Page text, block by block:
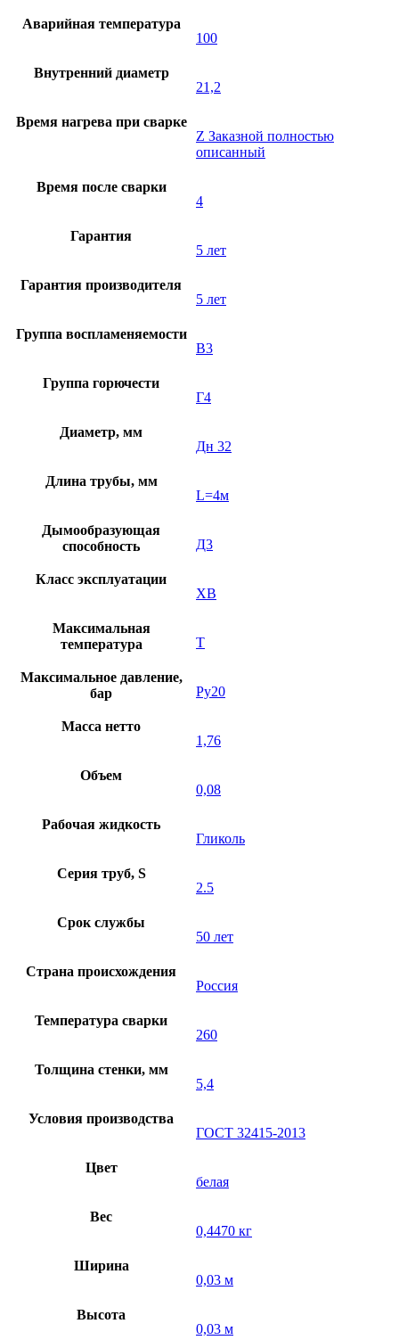
Аварийная температура
100
Внутренний диаметр
21,2
Время нагрева при сварке
Z Заказной полностью
описанный
Время после сварки
4
Гарантия
5 лет
Гарантия производителя
5 лет
Группа воспламеняемости
В3
Группа горючести
Г4
Диаметр, мм
Дн 32
Длина трубы, мм
L=4м
Дымообразующая
способность
Д3
Класс эксплуатации
ХВ
Максимальная
температура
Т
Максимальное давление,
бар
Ру20
Масса нетто
1,76
Объем
0,08
Рабочая жидкость
Гликоль
Серия труб, S
2.5
Срок службы
50 лет
Страна происхождения
Россия
Температура сварки
260
Толщина стенки, мм
5,4
Условия производства
ГОСТ 32415-2013
Цвет
белая
Вес
0,4470 кг
Ширина
0,03 м
Высота
0,03 м